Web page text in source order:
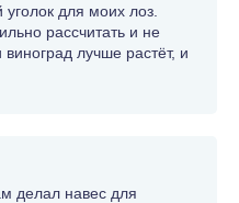
для моих лоз.
рассчитать и не
лучше растёт, и
делал навес для